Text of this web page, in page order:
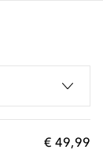
€ 49,99